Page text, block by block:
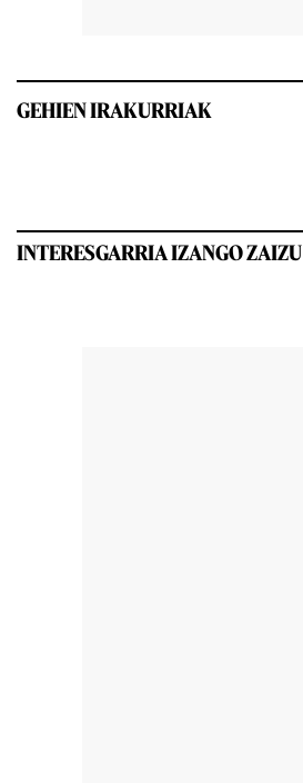
GEHIEN IRAKURRIAK
INTERESGARRIA IZANGO ZAIZU